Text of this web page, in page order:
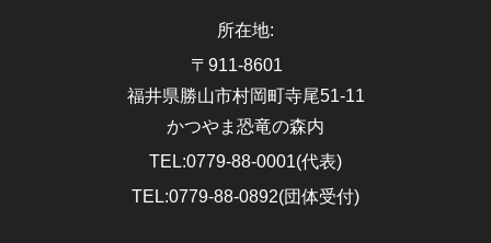
所在地:
〒911-8601
福井県勝山市村岡町寺尾51-11
かつやま恐竜の森内
TEL:0779-88-0001(代表)
TEL:0779-88-0892(団体受付)